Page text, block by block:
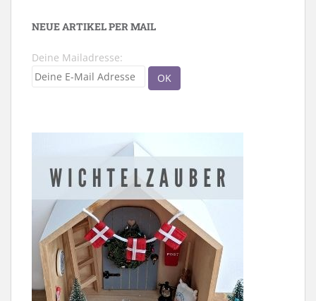
NEUE ARTIKEL PER MAIL
Deine Mailadresse: